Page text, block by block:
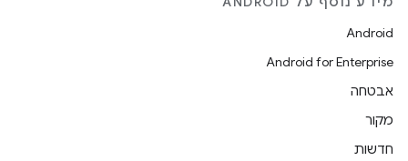
Android
Android for Enterprise
אבטחה
מקור
חדשות